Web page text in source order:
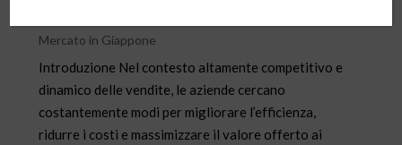
Mercato in Giappone
Introduzione Nel contesto altamente competitivo e
dinamico delle vendite, le aziende cercano
costantemente modi per migliorare l’efficienza,
ridurre i costi e massimizzare il valore offerto ai